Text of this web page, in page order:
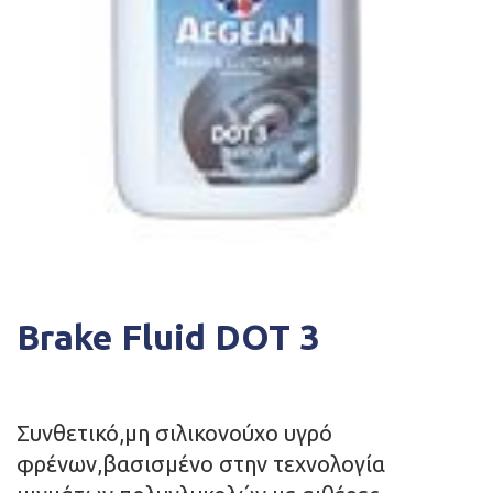
Brake Fluid DOT 3
Συνθετικό,μη σιλικονούχο υγρό
φρένων,βασισμένο στην τεχνολογία